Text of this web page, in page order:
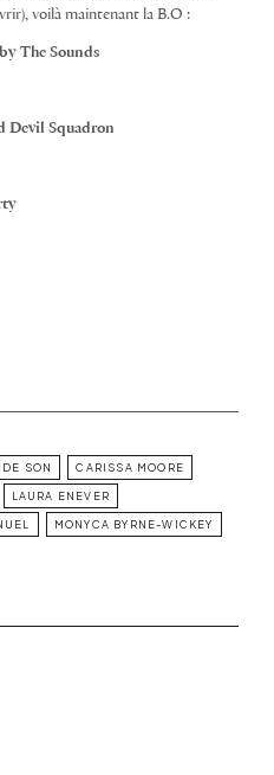
voilà maintenant la B.O :
The Sounds
Devil Squadron
SON CARISSA MOORE
LAURA ENEVER
MONYCA BYRNE-WICKEY